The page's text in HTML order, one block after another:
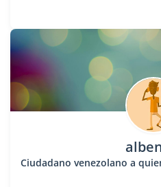
Ciudadano venezolano a